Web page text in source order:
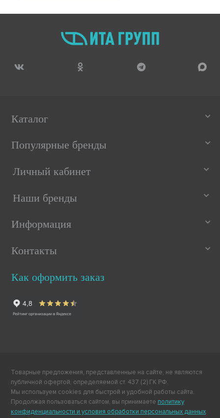
Каталог
Популярные бренды
Личный кабинет
Наши бренды
Информация
Контакты
Как оформить заказ
Товарные предложения, представленные на сайте, не являются
публичной офертой, определяемой ст. 437 (2) ГК РФ.
Мы используем cookies для быстрой и удобной работы сайта.
Продолжая пользоваться сайтом, вы принимаете политику
конфиденциальности и условия обработки персональных данных.